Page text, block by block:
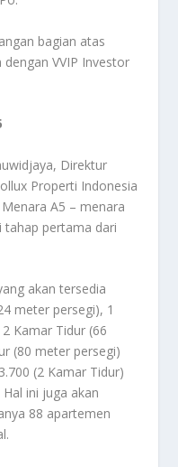
bagian atas
VVIP Investor
Direktur
Properti Indonesia
A5 – menara
tahap pertama dari
akan tersedia
meter persegi), 1
Kamar Tidur (66
(80 meter persegi)
(2 Kamar Tidur)
ini juga akan
88 apartemen